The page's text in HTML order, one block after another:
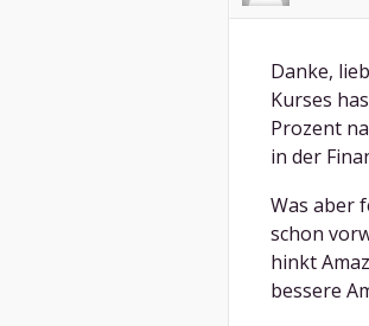
Danke,
Kurses
Prozent
in der
Was aber
schon
hinkt
bessere